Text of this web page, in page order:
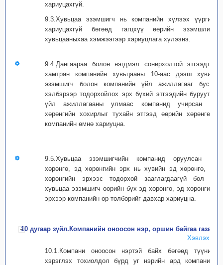
хариуцахгүй.
9.3.Хувьцаа эзэмшигч нь компанийн хүлээх үүргийг
хариуцахгүй бөгөөд гагцхүү өөрийн эзэмшлийн
хувьцааныхаа хэмжээгээр хариуцлага хүлээнэ.
9.4.Дангаараа болон нэгдмэл сонирхолтой этгээдтэй
хамтран компанийн хувьцааны 10-аас дээш хувийг
эзэмшигч болон компанийн үйл ажиллагааг бусад
хэлбэрээр тодорхойлох эрх бүхий этгээдийн буруутай
үйл ажиллагааны улмаас компанид учирсан эд
хөрөнгийн хохирлыг тухайн этгээд өөрийн хөрөнгөөр
компанийн өмнө хариуцна.
9.5.Хувьцаа эзэмшигчийн компанид оруулсан эд
хөрөнгө, эд хөрөнгийн эрх нь хувийн эд хөрөнгө, эд
хөрөнгийн эрхээс тодорхой зааглагдаагүй бол уг
хувьцаа эзэмшигч өөрийн бүх эд хөрөнгө, эд хөрөнгийн
эрхээр компанийн өр төлбөрийг давхар хариуцна.
10 дугаар зүйл.Компанийн оноосон нэр, оршин байгаа газар
Хэвлэх
10.1.Компани оноосон нэртэй байх бөгөөд түүнийг
хэрэглэх тохиолдол бүрд уг нэрийн ард компанийн